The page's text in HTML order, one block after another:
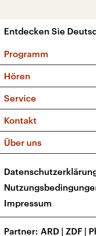
Entdecken Sie
Programm
Sendungen und
Musikliste
Kakadu – Das
Hören
Frequenzen
Service
FAQ
Apps
Newsletter
Veranstaltungen
Kontakt
Social Media
Über uns
Presse
Karriere
Transparenz
Impressum
Partner ARD | ZDF |